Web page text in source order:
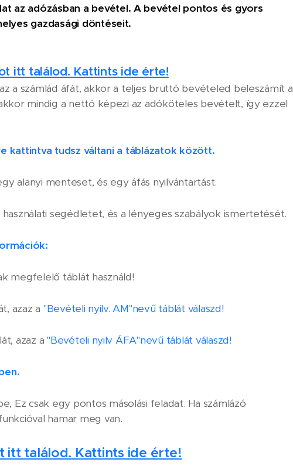
az adózásban a bevétel. A bevétel pontos és gyors
gazdasági döntéseit.
itt találod. Kattints ide érte!
a számlád áfát, akkor a teljes bruttó bevételed beleszámít a
mindig a nettó képezi az adóköteles bevételt, így ezzel
kattintva tudsz váltani a táblázatok között.
alanyi menteset, és egy áfás nyilvántartást.
segédletet, és a lényeges szabályok ismertetését.
megfelelő táblát használd!
azaz a "Bevételi nyilv. AM"nevű táblát válaszd!
azaz a "Bevételi nyilv ÁFA"nevű táblát válaszd!
Ez csak egy pontos másolási feladat. Ha számlázó
hamar meg van.
itt találod. Kattints ide érte!